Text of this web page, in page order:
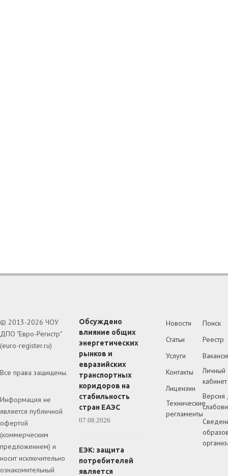
© 2013-2026 ЧОУ
ДПО "Евро-Регистр"
(euro-register.ru)
Все права защищены.
Информация не
является публичной
офертой
(коммерческим
предложением) и
носит исключительно
ознакомительный
Обсуждено
влияние общих
энергетических
рынков и
евразийских
транспортных
коридоров на
стабильность
стран ЕАЭС
07.08.2026
ЕЭК: защита
потребителей
является
Новости
Статьи
Услуги
Контакты
Лицензии
Технические
регламенты
Поиск
Реестр
Личный
кабинет
Версия